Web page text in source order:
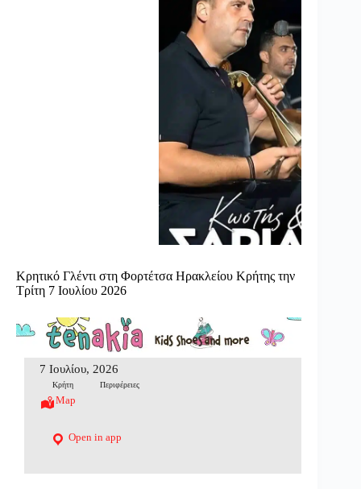
Κρητικό Γλέντι στη Φορτέτσα Ηρακλείου Κρήτης την
Τρίτη 7 Ιουλίου 2026
7 Ιουλίου, 2026
Κρήτη Περιφέρειες
Map
Open in app